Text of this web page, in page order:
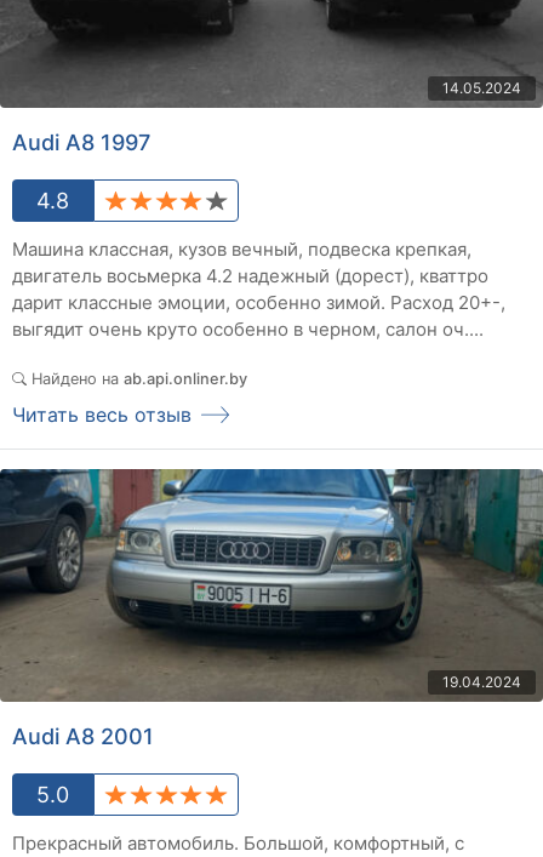
14.05.2024
Audi A8 1997
4.8
Машина классная, кузов вечный, подвеска крепкая,
двигатель восьмерка 4.2 надежный (дорест), кваттро
дарит классные эмоции, особенно зимой. Расход 20+-,
выгядит очень круто особенно в черном, салон оч....
Найдено на ab.api.onliner.by
Читать весь отзыв
19.04.2024
Audi A8 2001
5.0
Прекрасный автомобиль. Большой, комфортный, с